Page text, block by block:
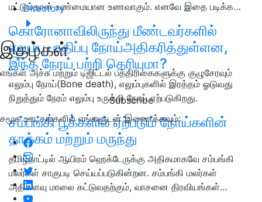
Directory
இதழ்கள்
எங்கள் அச்சு மற்றும் டிஜிட்டல் பத்திரிகைகளுக்கு குழுசேரவும்
Subscribe
சமூக ஊடகங்களில் எங்களுடன் இணைக்கவும்:
மட்டும்தான் உண்மையான உணவாகும். எனவே இதை படிக்க…
கொரோனாவிலிருந்து மீண்டவர்களில்
எலும்பு பாதிப்பு நோய்அதிகரித்துள்ளன,
இந்த நோய் பற்றி தெரியுமா?
எலும்பு நோய்(Bone death), எலும்புகளில் இரத்தம் ஓடுவது
நிறுத்தும் நேரம் எலும்பு உருக்கி நோய் ஏற்படுகிறது.
சம்பங்கி பூக்களில் ஏற்படும் நோய்களின்
தாக்கம் மற்றும் மருந்து
தமிழ்நாட்டில் ஆயிரம் ஹெக்டேருக்கு அதிகமாகவே சம்பங்கி
மலர்கள் சாகுபடி செய்யப்படுகின்றன. சம்பங்கி மலர்கள்
அதிகளவு மாலை கட்டுவதற்கும், வாசனை திரவியங்கள்…